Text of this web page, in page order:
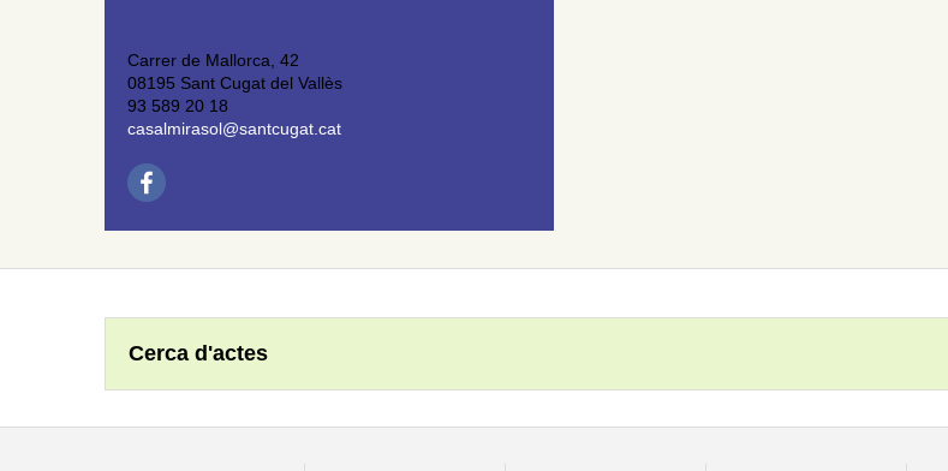
Carrer de Mallorca, 42
08195 Sant Cugat del Vallès
93 589 20 18
casalmirasol@santcugat.cat
Cerca d'actes